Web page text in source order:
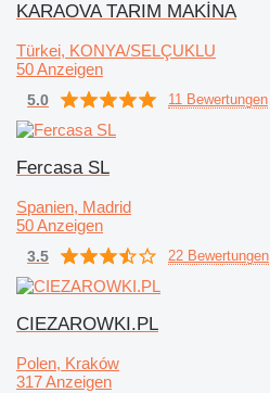
KARAOVA TARIM MAKİNA
Türkei, KONYA/SELÇUKLU
50 Anzeigen
5.0 11 Bewertungen
Fercasa SL
Spanien, Madrid
50 Anzeigen
3.5 22 Bewertungen
CIEZAROWKI.PL
Polen, Kraków
317 Anzeigen